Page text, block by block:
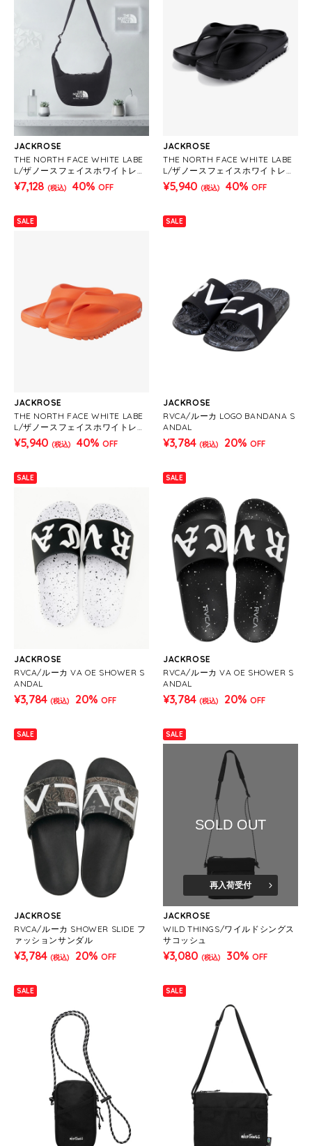
JACKROSE
THE NORTH FACE WHITE LABE
L/ザノースフェイスホワイトレー
ベル HOBO BAG MINI
¥7,128 (税込) 40% OFF
JACKROSE
THE NORTH FACE WHITE LABE
L/ザノースフェイスホワイトレー
ベル CAMPER S FLIP
¥5,940 (税込) 40% OFF
SALE
JACKROSE
THE NORTH FACE WHITE LABE
L/ザノースフェイスホワイトレー
ベル CAMPER S FLIP
¥5,940 (税込) 40% OFF
SALE
JACKROSE
RVCA/ルーカ LOGO BANDANA S
ANDAL
¥3,784 (税込) 20% OFF
SALE
JACKROSE
RVCA/ルーカ VA OE SHOWER S
ANDAL
¥3,784 (税込) 20% OFF
SALE
JACKROSE
RVCA/ルーカ VA OE SHOWER S
ANDAL
¥3,784 (税込) 20% OFF
SALE
JACKROSE
RVCA/ルーカ SHOWER SLIDE フ
ァッションサンダル
¥3,784 (税込) 20% OFF
SALE
SOLD OUT
再入荷受付
JACKROSE
WILD THINGS/ワイルドシングス
サコッシュ
¥3,080 (税込) 30% OFF
SALE SALE